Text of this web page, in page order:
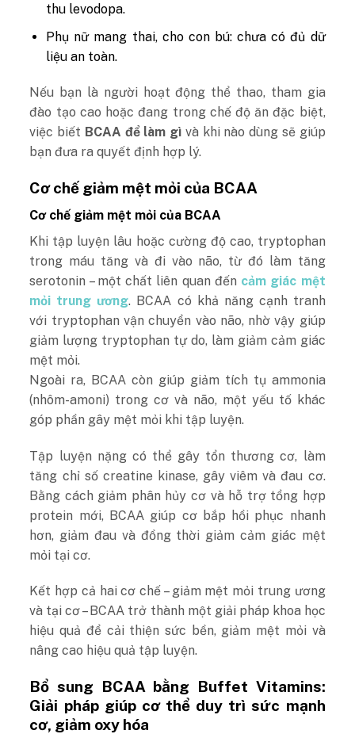
thu levodopa.
Phụ nữ mang thai, cho con bú: chưa có đủ dữ
liệu an toàn.
Nếu bạn là người hoạt động thể thao, tham gia
đào tạo cao hoặc đang trong chế độ ăn đặc biệt,
việc biết BCAA để làm gì và khi nào dùng sẽ giúp
bạn đưa ra quyết định hợp lý.
Cơ chế giảm mệt mỏi của BCAA
Cơ chế giảm mệt mỏi của BCAA
Khi tập luyện lâu hoặc cường độ cao, tryptophan
trong máu tăng và đi vào não, từ đó làm tăng
serotonin – một chất liên quan đến cảm giác mệt
mỏi trung ương. BCAA có khả năng cạnh tranh
với tryptophan vận chuyển vào não, nhờ vậy giúp
giảm lượng tryptophan tự do, làm giảm cảm giác
mệt mỏi.
Ngoài ra, BCAA còn giúp giảm tích tụ ammonia
(nhôm-amoni) trong cơ và não, một yếu tố khác
góp phần gây mệt mỏi khi tập luyện.
Tập luyện nặng có thể gây tổn thương cơ, làm
tăng chỉ số creatine kinase, gây viêm và đau cơ.
Bằng cách giảm phân hủy cơ và hỗ trợ tổng hợp
protein mới, BCAA giúp cơ bắp hồi phục nhanh
hơn, giảm đau và đồng thời giảm cảm giác mệt
mỏi tại cơ.
Kết hợp cả hai cơ chế – giảm mệt mỏi trung ương
và tại cơ – BCAA trở thành một giải pháp khoa học
hiệu quả để cải thiện sức bền, giảm mệt mỏi và
nâng cao hiệu quả tập luyện.
Bổ sung BCAA bằng Buffet Vitamins:
Giải pháp giúp cơ thể duy trì sức mạnh
cơ, giảm oxy hóa